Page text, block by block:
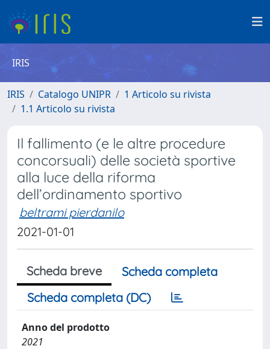
IRIS
IRIS Catalogo UNIPR
1 Articolo su rivista
1.1 Articolo su rivista
Il fallimento (e le altre procedure
concorsuali) delle società sportive
alla luce della riforma
dell’ordinamento sportivo
beltrami pierdanilo
2021-01-01
Scheda breve
Scheda completa
Scheda completa (DC)
Anno del prodotto
2021